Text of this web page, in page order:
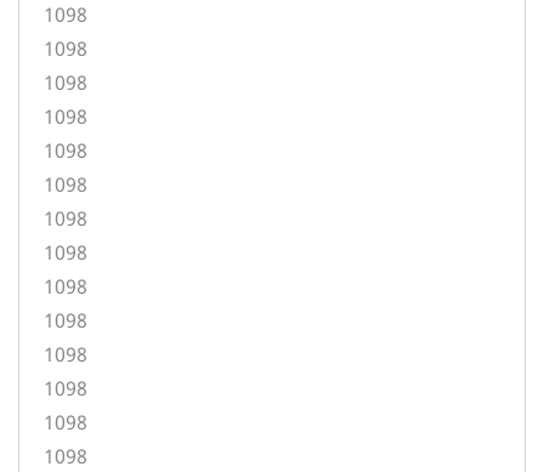
1098
1098
1098
1098
1098
1098
1098
1098
1098
1098
1098
1098
1098
1098